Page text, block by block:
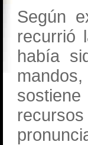
Según
recurrió
había